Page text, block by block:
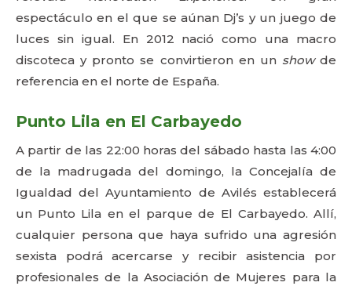
espectáculo en el que se aúnan Dj’s y un juego de
luces sin igual. En 2012 nació como una macro
discoteca y pronto se convirtieron en un showde
referencia en el norte de España.
Punto Lila en El Carbayedo
A partir de las 22:00 horas del sábado hasta las 4:00
de la madrugada del domingo, la Concejalía de
Igualdad del Ayuntamiento de Avilés establecerá
un Punto Lila en el parque de El Carbayedo. Allí,
cualquier persona que haya sufrido una agresión
sexista podrá acercarse y recibir asistencia por
profesionales de la Asociación de Mujeres para la